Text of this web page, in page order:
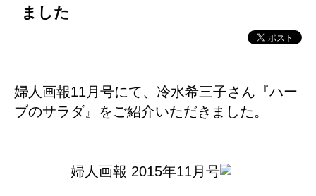
ました
婦人画報11月号にて、冷水希三子さん『ハー
ブのサラダ』をご紹介いただきました。
婦人画報 2015年11月号